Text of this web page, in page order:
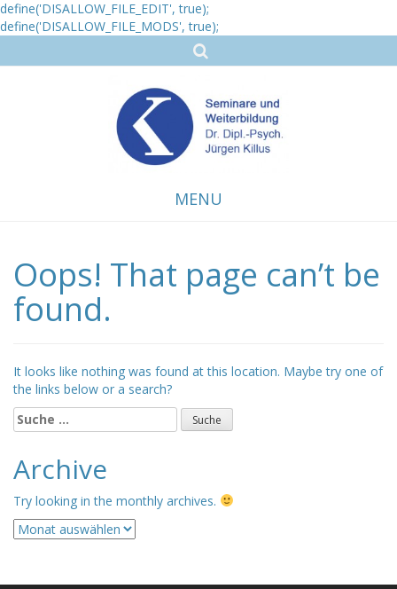
define('DISALLOW_FILE_EDIT', true);
define('DISALLOW_FILE_MODS', true);
MENU
to
content
Oops! That page can’t be
found.
It looks like nothing was found at this location. Maybe try one of
the links below or a search?
Suche
nach:
Archive
Try looking in the monthly archives.
Archive